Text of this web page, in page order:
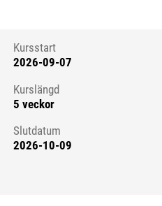
Kursstart 6294074
Kursstart
2026-09-07
Kurslängd
5 veckor
Slutdatum
2026-10-09